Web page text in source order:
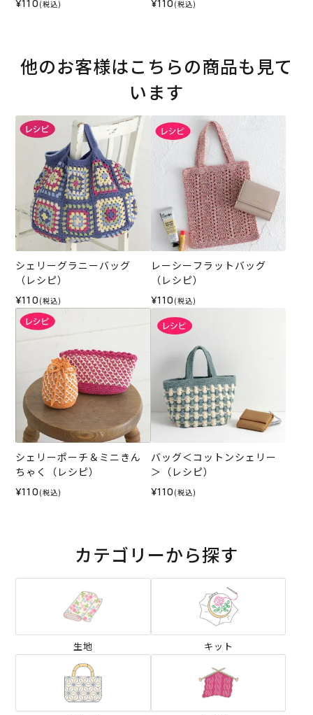
¥110 (税込) ¥110 (税込)
他のお客様はこちらの商品も見て
います
シェリーグラニーバッグ
（レシピ）
¥110 (税込)
レーシーフラットバッグ
（レシピ）
¥110 (税込)
シェリーポーチ＆ミニきん
ちゃく（レシピ）
¥110 (税込)
バッグ＜コットンシェリー
＞（レシピ）
¥110 (税込)
カテゴリーから探す
生地 キット